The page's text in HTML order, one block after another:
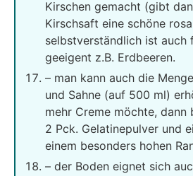
Kirschen gemacht (gibt
Kirschsaft eine schöne
selbstverständlich ist auch
geeigent z.B. Erdbeeren.
– man kann auch die
und Sahne (auf 500 ml)
mehr Creme möchte, dann
2 Pck. Gelatinepulver und
einem besonders hohen
– der Boden eignet sich